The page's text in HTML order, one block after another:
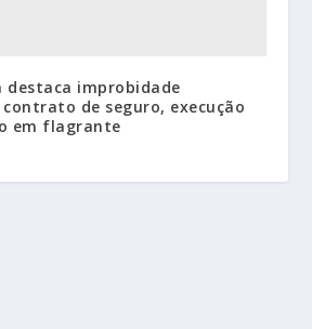
destaca improbidade
de seguro, execução
em flagrante